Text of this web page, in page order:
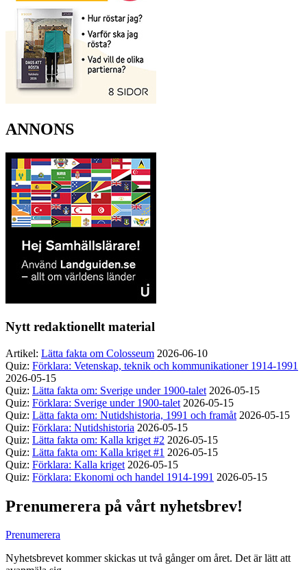
ANNONS
Nytt redaktionellt material
Artikel: Lätta fakta om Colosseum 2026-06-10
Quiz: Förklara: Vetenskap, teknik och kommunikationer 1914-1991
2026-05-15
Quiz: Lätta fakta om: Sverige under 1900-talet 2026-05-15
Quiz: Förklara: Sverige under 1900-talet 2026-05-15
Quiz: Lätta fakta om: Nutidshistoria, 1991 och framåt 2026-05-15
Quiz: Förklara: Nutidshistoria 2026-05-15
Quiz: Lätta fakta om: Kalla kriget #2 2026-05-15
Quiz: Lätta fakta om: Kalla kriget #1 2026-05-15
Quiz: Förklara: Kalla kriget 2026-05-15
Quiz: Förklara: Ekonomi och handel 1914-1991 2026-05-15
Prenumerera på vårt nyhetsbrev!
Prenumerera
Nyhetsbrevet kommer skickas ut två gånger om året. Det är lätt att